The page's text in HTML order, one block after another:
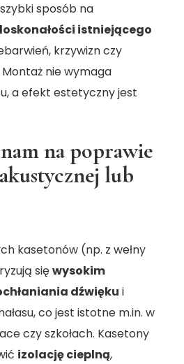
sposób na
istniejącego
krzywizn czy
nie wymaga
a efekt estetyczny jest
na poprawie
lub
kasetonów (np. z wełny
sięwysokim
dźwięku i
co jest istotne m.in. w
czy szkołach. Kasetony
izolację cieplną,